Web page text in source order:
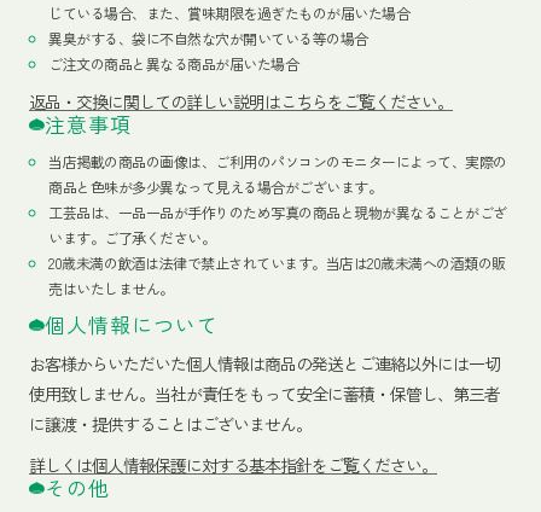
じている場合、また、賞味期限を過ぎたものが届いた場合
異臭がする、袋に不自然な穴が開いている等の場合
ご注文の商品と異なる商品が届いた場合
返品・交換に関しての詳しい説明はこちらをご覧ください。
注意事項
当店掲載の商品の画像は、ご利用のパソコンのモニターによって、実際の
商品と色味が多少異なって見える場合がございます。
工芸品は、一品一品が手作りのため写真の商品と現物が異なることがござ
います。ご了承ください。
20歳未満の飲酒は法律で禁止されています。当店は20歳未満への酒類の販
売はいたしません。
個人情報について
お客様からいただいた個人情報は商品の発送とご連絡以外には一切
使用致しません。当社が責任をもって安全に蓄積・保管し、第三者
に譲渡・提供することはございません。
詳しくは個人情報保護に対する基本指針をご覧ください。
その他